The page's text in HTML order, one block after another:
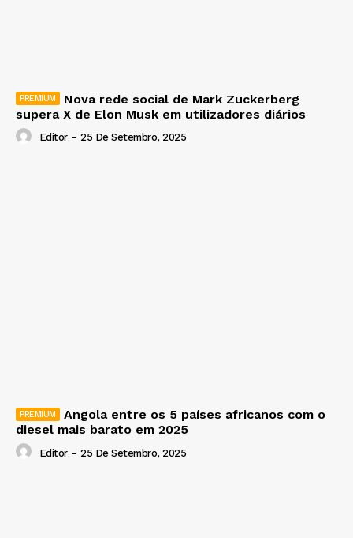
Nova rede social de Mark Zuckerberg
supera X de Elon Musk em utilizadores diários
Editor - 25 De Setembro, 2025
Angola entre os 5 países africanos com o
diesel mais barato em 2025
Editor - 25 De Setembro, 2025